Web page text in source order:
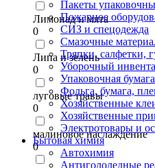
Лимонад и мята
0
Липа и зелень
0
луговые травы
0
малиновое наслаждение
0
Пакеты
Пожарное
СИЗ и спецодежда
Смазочные
Тряпки, салфетки,
Уборочный
Упаковочная
Фольга, бумага,
Хозяйственные
Хозяйственные
Электротовары и
Бытовая химия
Автохимия
Антигололедные